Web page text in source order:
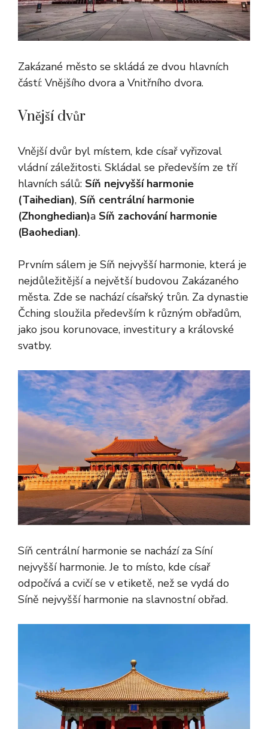
Zakázané město se skládá ze dvou hlavních
částí: Vnějšího dvora a Vnitřního dvora.
Vnější dvůr
Vnější dvůr byl místem, kde císař vyřizoval
vládní záležitosti. Skládal se především ze tří
hlavních sálů: Síň nejvyšší harmonie
(Taihedian), Síň centrální harmonie
(Zhonghedian)a Síň zachování harmonie
(Baohedian).
Prvním sálem je Síň nejvyšší harmonie, která je
nejdůležitější a největší budovou Zakázaného
města. Zde se nachází císařský trůn. Za dynastie
Čching sloužila především k různým obřadům,
jako jsou korunovace, investitury a královské
svatby.
Síň centrální harmonie se nachází za Síní
nejvyšší harmonie. Je to místo, kde císař
odpočívá a cvičí se v etiketě, než se vydá do
Síně nejvyšší harmonie na slavnostní obřad.